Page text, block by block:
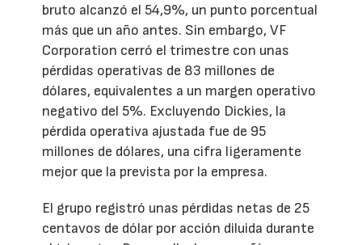
bruto alcanzó el 54,9%, un punto porcentual
más que un año antes. Sin embargo, VF
Corporation cerró el trimestre con unas
pérdidas operativas de 83 millones de
dólares, equivalentes a un margen operativo
negativo del 5%. Excluyendo Dickies, la
pérdida operativa ajustada fue de 95
millones de dólares, una cifra ligeramente
mejor que la prevista por la empresa.
El grupo registró unas pérdidas netas de 25
centavos de dólar por acción diluida durante